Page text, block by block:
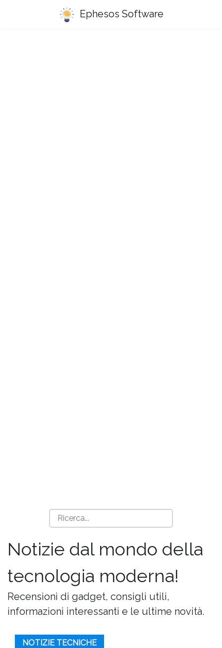
Ephesos Software
Notizie dal mondo della
tecnologia moderna!
Recensioni di gadget, consigli utili,
informazioni interessanti e le ultime novità.
NOTIZIE TECNICHE